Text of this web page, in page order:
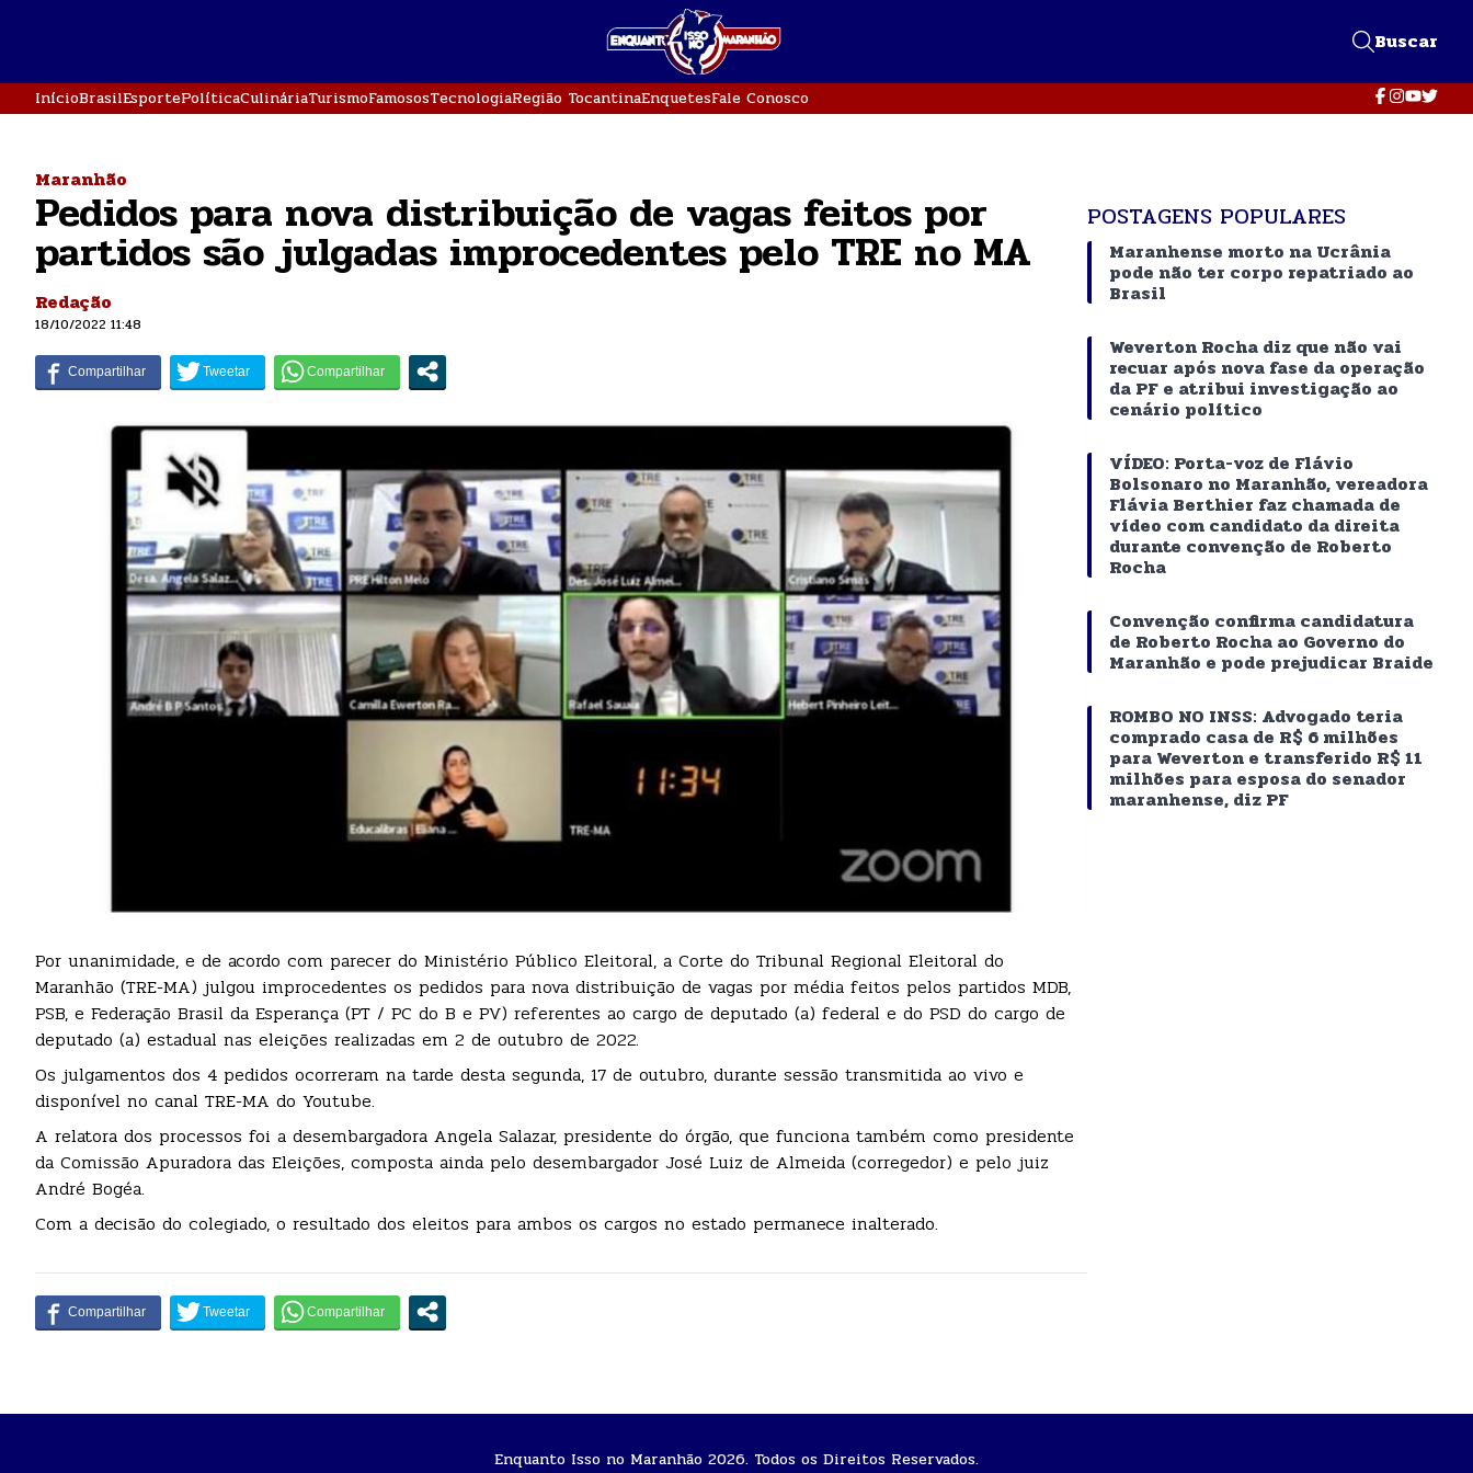
Buscar
InícioBrasilEsportePolíticaCulináriaTurismoFamososTecnologiaRegião TocantinaEnquetesFale Conosco
Maranhão
Pedidos para nova distribuição de vagas feitos por
partidos são julgadas improcedentes pelo TRE no MA
Redação
18/10/2022 11:48
Por unanimidade, e de acordo com parecer do Ministério Público Eleitoral, a Corte do Tribunal Regional Eleitoral do
Maranhão (TRE-MA) julgou improcedentes os pedidos para nova distribuição de vagas por média feitos pelos partidos MDB,
PSB, e Federação Brasil da Esperança (PT / PC do B e PV) referentes ao cargo de deputado (a) federal e do PSD do cargo de
deputado (a) estadual nas eleições realizadas em 2 de outubro de 2022.
Os julgamentos dos 4 pedidos ocorreram na tarde desta segunda, 17 de outubro, durante sessão transmitida ao vivo e
disponível no canal TRE-MA do Youtube.
A relatora dos processos foi a desembargadora Angela Salazar, presidente do órgão, que funciona também como presidente
da Comissão Apuradora das Eleições, composta ainda pelo desembargador José Luiz de Almeida (corregedor) e pelo juiz
André Bogéa.
Com a decisão do colegiado, o resultado dos eleitos para ambos os cargos no estado permanece inalterado.
POSTAGENS POPULARES
Maranhense morto na Ucrânia
pode não ter corpo repatriado ao
Brasil
Weverton Rocha diz que não vai
recuar após nova fase da operação
da PF e atribui investigação ao
cenário político
VÍDEO: Porta-voz de Flávio
Bolsonaro no Maranhão, vereadora
Flávia Berthier faz chamada de
vídeo com candidato da direita
durante convenção de Roberto
Rocha
Convenção confirma candidatura
de Roberto Rocha ao Governo do
Maranhão e pode prejudicar Braide
ROMBO NO INSS: Advogado teria
comprado casa de R$ 6 milhões
para Weverton e transferido R$ 11
milhões para esposa do senador
maranhense, diz PF
Enquanto Isso no Maranhão 2026. Todos os Direitos Reservados.